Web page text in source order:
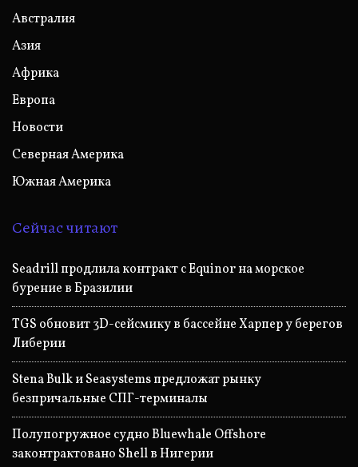
Австралия
Азия
Африка
Европа
Новости
Северная Америка
Южная Америка
Сейчас читают
Seadrill продлила контракт с Equinor на морское
бурение в Бразилии
TGS обновит 3D-сейсмику в бассейне Харпер у берегов
Либерии
Stena Bulk и Seasystems предложат рынку
безпричальные СПГ-терминалы
Полупогружное судно Bluewhale Offshore
законтрактовано Shell в Нигерии